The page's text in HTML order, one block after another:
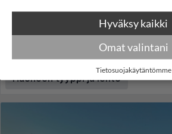
17:40
Huoneen tyyppi ja lento
Hyväksy kaikki
Omat valintani
Tietosuojakäytäntömme